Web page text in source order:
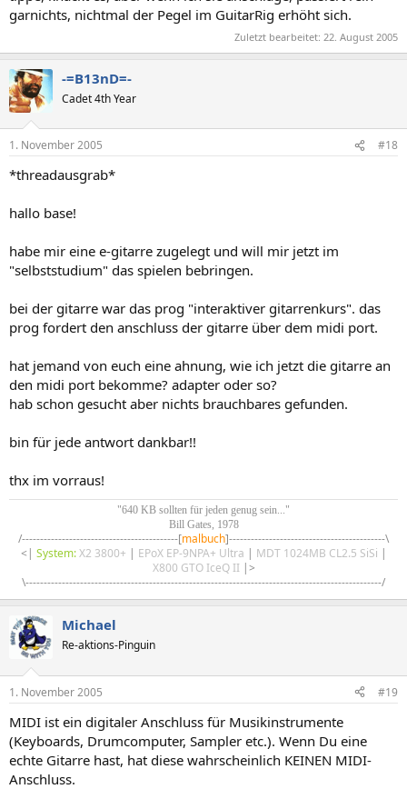
garnichts, nichtmal der Pegel im GuitarRig erhöht sich.
Zuletzt bearbeitet: 22. August 2005
-=B13nD=-
Cadet 4th Year
1. November 2005 #18
*threadausgrab*
hallo base!
habe mir eine e-gitarre zugelegt und will mir jetzt im
"selbststudium" das spielen bebringen.
bei der gitarre war das prog "interaktiver gitarrenkurs". das
prog fordert den anschluss der gitarre über dem midi port.
hat jemand von euch eine ahnung, wie ich jetzt die gitarre an
den midi port bekomme? adapter oder so?
hab schon gesucht aber nichts brauchbares gefunden.
bin für jede antwort dankbar!!
thx im vorraus!
"640 KB sollten für jeden genug sein..."
Bill Gates, 1978
/-------------------------------------------[malbuch]-------------------------------------------\​
<| System: X2 3800+ | EPoX EP-9NPA+ Ultra | MDT 1024MB CL2.5 SiSi |
X800 GTO IceQ II|>​
\--------------------------------------------------------------------------------------------------/​
Michael
Re-aktions-Pinguin
1. November 2005 #19
MIDI ist ein digitaler Anschluss für Musikinstrumente
(Keyboards, Drumcomputer, Sampler etc.). Wenn Du eine
echte Gitarre hast, hat diese wahrscheinlich KEINEN MIDI-
Anschluss.